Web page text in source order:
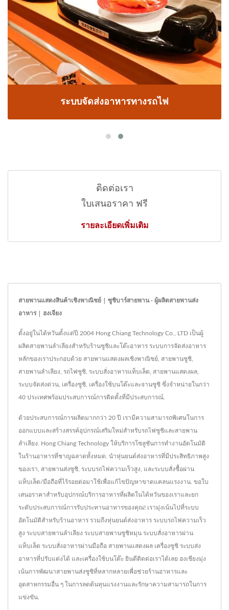
ระบบจัดส่งอาหารทางรถไฟ
ติดต่อเรา
ใบเสนอราคา ฟรี
รายละเอียดเพิ่มเติม
สายพานแสดงสินค้าเชิงพาณิชย์ | ซูชิบาร์สายพาน - ผู้ผลิตสายพานส่ง
อาหาร | ฮงเจียง
ตั้งอยู่ในไต้หวันตั้งแต่ปี 2004 Hong Chiang Technology Co., LTD เป็นผู้
ผลิตสายพานลำเลียงสำหรับร้านซูชิและโต๊ะอาหาร ระบบการจัดส่งอาหาร
หลักของเราประกอบด้วย สายพานแสดงผลเชิงพาณิชย์, สายพานซูชิ,
สายพานลำเลียง, รถไฟซูชิ, ระบบสั่งอาหารแท็บเล็ต, สายพานแสดงผล,
ระบบจัดส่งด่วน, เครื่องซูชิ, เครื่องใช้บนโต๊ะและจานซูชิ ซึ่งจำหน่ายในกว่า
40 ประเทศพร้อมประสบการณ์การติดตั้งที่มีประสบการณ์.
ด้วยประสบการณ์การผลิตมากกว่า 20 ปี เรามีความสามารถพิเศษในการ
ออกแบบและสร้างสรรค์อุปกรณ์เสริมใหม่สำหรับรถไฟซูชิและสายพาน
ลำเลียง. Hong Chiang Technology ให้บริการโซลูชันการทำงานอัตโนมัติ
ในร้านอาหารที่ชาญฉลาดทั้งหมด. นำหุ่นยนต์ส่งอาหารที่มีประสิทธิภาพสูง
ของเรา, สายพานส่งซูชิ, ระบบรถไฟความเร็วสูง, และระบบสั่งซื้อผ่าน
แท็บเล็ต/มือถือที่ไร้รอยต่อมาใช้เพื่อแก้ไขปัญหาขาดแคลนแรงงาน. ขอใบ
เสนอราคาสำหรับอุปกรณ์บริการอาหารที่ผลิตในไต้หวันของเราและยก
ระดับประสบการณ์การรับประทานอาหารของคุณ! เรามุ่งเน้นไปที่ระบบ
อัตโนมัติสำหรับร้านอาหาร รวมถึงหุ่นยนต์ส่งอาหาร ระบบรถไฟความเร็ว
สูง ระบบสายพานลำเลียง ระบบสายพานซูชิหมุน ระบบสั่งอาหารผ่าน
แท็บเล็ต ระบบสั่งอาหารผ่านมือถือ สายพานแสดงผล เครื่องซูชิ ระบบส่ง
อาหารที่ปรับแต่งได้ และเครื่องใช้บนโต๊ะ ยินดีติดต่อเราได้เลย ฮงเชียงมุ่ง
เน้นการพัฒนาสายพานส่งซูชิที่หลากหลายเพื่อช่วยร้านอาหารและ
อุตสาหกรรมอื่น ๆ ในการลดต้นทุนแรงงานและรักษาความสามารถในการ
แข่งขัน.